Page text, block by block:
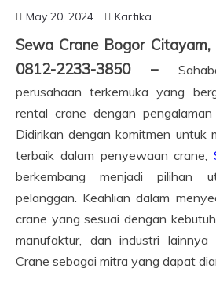
May 20, 2024 Kartika
Sewa Crane Bogor
0812-2233-3850 –
perusahaan terkemuka yang
rental crane dengan
Didirikan dengan komitmen untuk
terbaik dalam penyewaan crane,
berkembang menjadi pilihan
pelanggan. Keahlian dalam
crane yang sesuai dengan
manufaktur, dan industri lainnya
Crane sebagai mitra yang dapat